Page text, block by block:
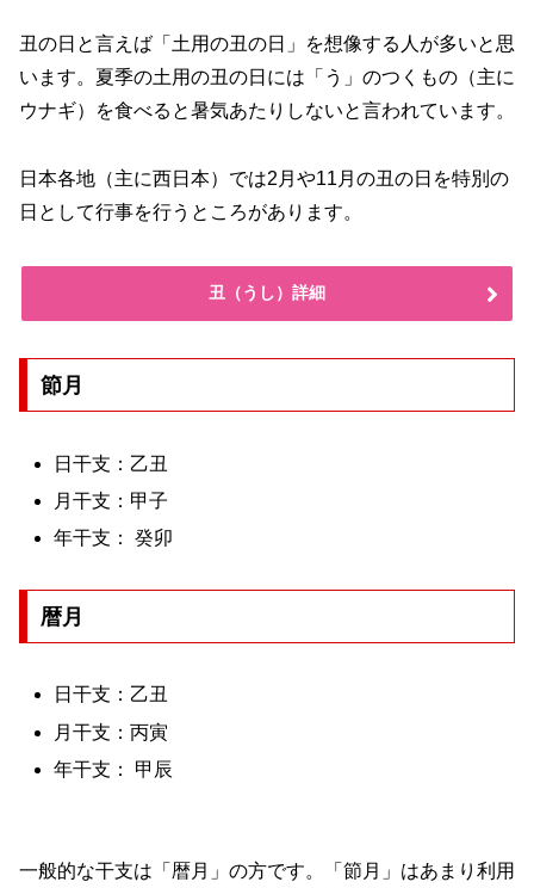
丑の日と言えば「土用の丑の日」を想像する人が多いと思
います。夏季の土用の丑の日には「う」のつくもの（主に
ウナギ）を食べると暑気あたりしないと言われています。
日本各地（主に西日本）では2月や11月の丑の日を特別の
日として行事を行うところがあります。
丑（うし）詳細
節月
日干支：乙丑
月干支：甲子
年干支： 癸卯
暦月
日干支：乙丑
月干支：丙寅
年干支： 甲辰
一般的な干支は「暦月」の方です。「節月」はあまり利用